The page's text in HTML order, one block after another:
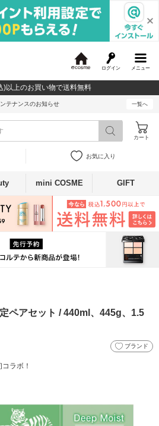
メニュー
ログイン
c
o
)以上のお買い物で送料無料
ンテナンスのお知らせ 一覧へ
カート
お気に入り
mini COSME GIFT
ペアセット / 440ml、445g、1.5
ブランド
ラボ！